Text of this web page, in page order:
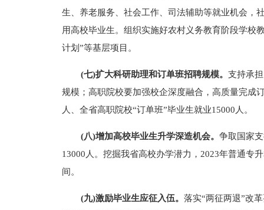
生、养老服务、社会工作、司法辅助等就业机会，
用高校毕业生。组织实施好农村义务教育阶段学校
计划”等基层项目。
(七)扩大科研助理和订单班招聘规模。 支持承
规模；高职院校要加强校企深度融合，高质量完成
人、全省高职院校“订单班”毕业生就业15000人。
(八)增加高校毕业生升学深造机会。 争取国家
13000人。挖掘我省高校办学潜力，2023年普通专
间。
(九)激励毕业生应征入伍。 落实“两征两退”改